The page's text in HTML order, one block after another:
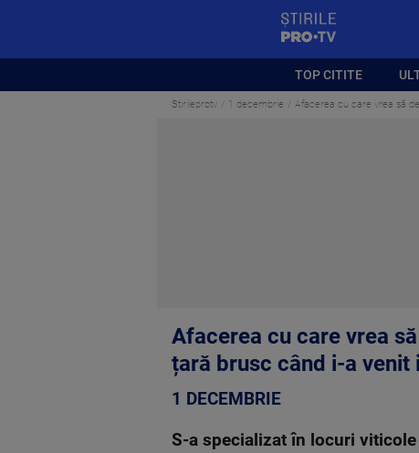
TOP CITITE
Stirileprotv 1 decembrie Afacerea cu care vrea să
Afacerea cu care vrea
țară brusc când i-a venit
1 DECEMBRIE
S-a specializat în locuri